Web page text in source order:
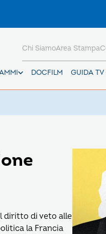
DOCFILM GUIDA TV
Chi SiamoArea Stampa
diritto di veto alle
la Francia